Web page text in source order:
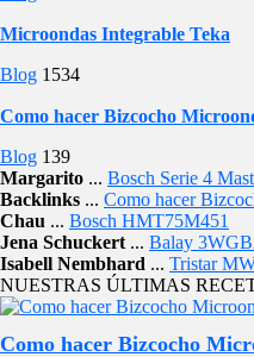
Microondas Integrable Teka
Blog 1534
Como hacer Bizcocho
Blog 139
Margarito ... Bosch Serie 4
Backlinks ... Como hacer
Chau ... Bosch HMT75M451
Jena Schuckert ... Balay
Isabell Nembhard ... Tristar
NUESTRAS ÚLTIMAS
Como hacer Bizcocho